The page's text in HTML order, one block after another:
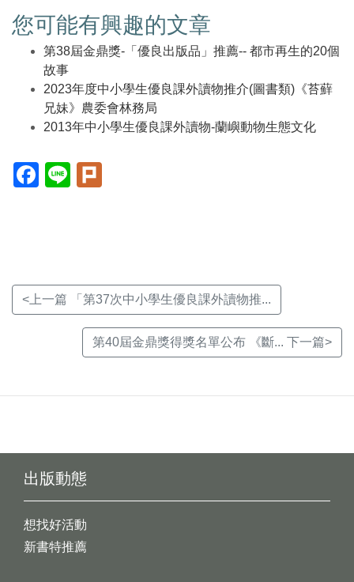
您可能有興趣的文章
第38屆金鼎獎-「優良出版品」推薦-- 都市再生的20個
故事
2023年度中小學生優良課外讀物推介(圖書類)《苔蘚
兄妹》農委會林務局
2013年中小學生優良課外讀物-蘭嶼動物生態文化
Facebook(另
開
Line(另
開
<上一篇 「第37次中小學生優良課外讀物推...
第40屆金鼎獎得獎名單公布 《斷... 下一篇>
出版動態
想找好活動
新書特推薦